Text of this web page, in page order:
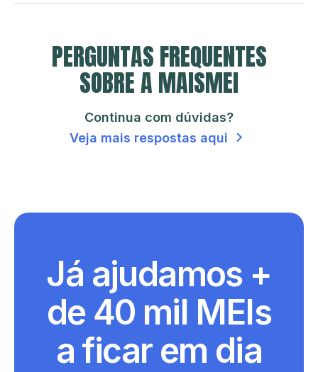
PERGUNTAS FREQUENTES
SOBRE A MAISMEI
Continua com dúvidas?
Veja mais respostas aqui
Já ajudamos +
de 40 mil MEIs
a ficar em dia